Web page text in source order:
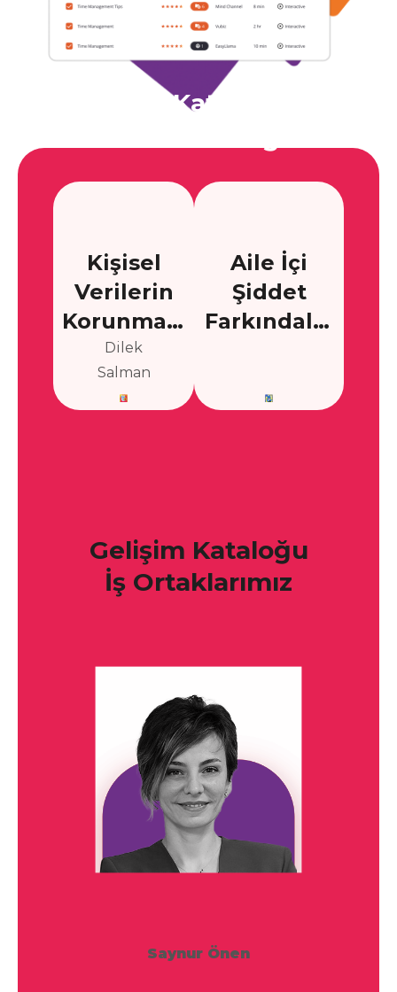
Gelişim Kataloğu'na
Kişisel
Verilerin
Korunması
Kanunu
Eğitimi
Dilek
Salman
Aile İçi
Şiddet
Farkındalık
Gelişim Kataloğu
İş Ortaklarımız
Saynur Önen